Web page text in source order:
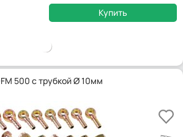
Купить
500 с трубкой Ø 10мм